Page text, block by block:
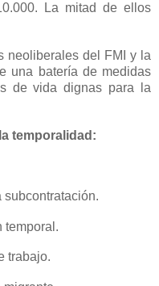
La mitad de ellos
neoliberales del FMI y la
una batería de medidas
de vida dignas para la
temporalidad:
temporal.
trabajo.